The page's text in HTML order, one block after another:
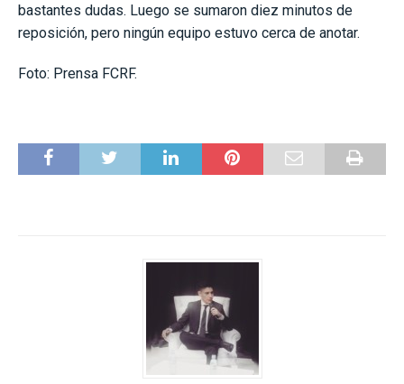
bastantes dudas. Luego se sumaron diez minutos de
reposición, pero ningún equipo estuvo cerca de anotar.
Foto: Prensa FCRF.